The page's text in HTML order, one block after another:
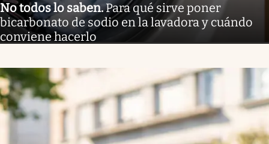
No todos lo saben.Para qué sirve poner
bicarbonato de sodio en la lavadora y cuándo
conviene hacerlo